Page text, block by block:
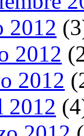
2012
2012
2012
2012